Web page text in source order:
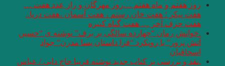
روز هفتم و ماه هفتم …روز مهرگان و راز عدد هفت …
هفت پیکر ؛ هفت خان رستم ، هفت آسمان ،هفت دریا..
هفت حرف آخر … هفت گناه کبیره
.خوانش رمان “چهارده سالگی بر برف” نوشته ی “حسین
آتش پرور” با رویکرد “فرا داستان پسا مدرن” جواد
اسحاقیان
.نقد و بررسی بر کتاب جدید نوشته فریبا حاج دایی / عباس